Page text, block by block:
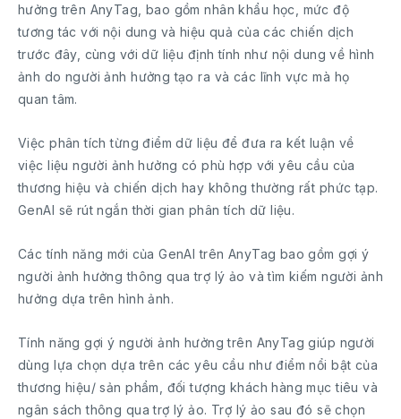
hưởng trên AnyTag, bao gồm nhân khẩu học, mức độ
tương tác với nội dung và hiệu quả của các chiến dịch
trước đây, cùng với dữ liệu định tính như nội dung về hình
ảnh do người ảnh hưởng tạo ra và các lĩnh vực mà họ
quan tâm.
Việc phân tích từng điểm dữ liệu để đưa ra kết luận về
việc liệu người ảnh hưởng có phù hợp với yêu cầu của
thương hiệu và chiến dịch hay không thường rất phức tạp.
GenAI sẽ rút ngắn thời gian phân tích dữ liệu.
Các tính năng mới của GenAI trên AnyTag bao gồm gợi ý
người ảnh hưởng thông qua trợ lý ảo và tìm kiếm người ảnh
hưởng dựa trên hình ảnh.
Tính năng gợi ý người ảnh hưởng trên AnyTag giúp người
dùng lựa chọn dựa trên các yêu cầu như điểm nổi bật của
thương hiệu/ sản phẩm, đối tượng khách hàng mục tiêu và
ngân sách thông qua trợ lý ảo. Trợ lý ảo sau đó sẽ chọn